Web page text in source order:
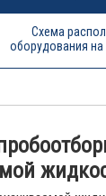
Схема
оборудования на